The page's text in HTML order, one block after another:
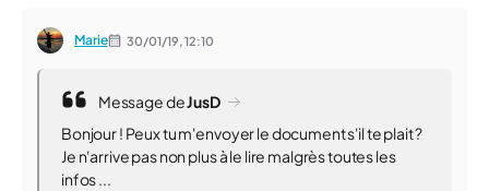
Marie 30/01/19,12:10
Message deJusD
Bonjour ! Peux tu m'envoyer le document s'il te plait ?
Je n'arrive pas non plus à le lire malgrès toutes les
infos ...